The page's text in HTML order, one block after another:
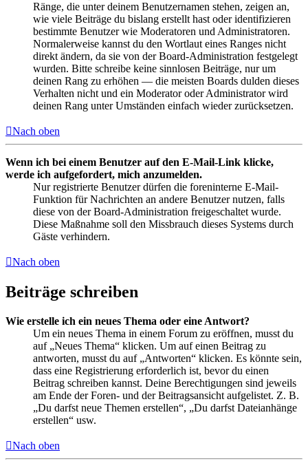
Ränge, die unter deinem Benutzernamen stehen, zeigen an,
wie viele Beiträge du bislang erstellt hast oder identifizieren
bestimmte Benutzer wie Moderatoren und Administratoren.
Normalerweise kannst du den Wortlaut eines Ranges nicht
direkt ändern, da sie von der Board-Administration festgelegt
wurden. Bitte schreibe keine sinnlosen Beiträge, nur um
deinen Rang zu erhöhen — die meisten Boards dulden dieses
Verhalten nicht und ein Moderator oder Administrator wird
deinen Rang unter Umständen einfach wieder zurücksetzen.
Nach oben
Wenn ich bei einem Benutzer auf den E-Mail-Link klicke,
werde ich aufgefordert, mich anzumelden.
Nur registrierte Benutzer dürfen die foreninterne E-Mail-
Funktion für Nachrichten an andere Benutzer nutzen, falls
diese von der Board-Administration freigeschaltet wurde.
Diese Maßnahme soll den Missbrauch dieses Systems durch
Gäste verhindern.
Nach oben
Beiträge schreiben
Wie erstelle ich ein neues Thema oder eine Antwort?
Um ein neues Thema in einem Forum zu eröffnen, musst du
auf „Neues Thema“ klicken. Um auf einen Beitrag zu
antworten, musst du auf „Antworten“ klicken. Es könnte sein,
dass eine Registrierung erforderlich ist, bevor du einen
Beitrag schreiben kannst. Deine Berechtigungen sind jeweils
am Ende der Foren- und der Beitragsansicht aufgelistet. Z. B.
„Du darfst neue Themen erstellen“, „Du darfst Dateianhänge
erstellen“ usw.
Nach oben